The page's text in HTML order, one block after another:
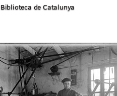
Biblioteca de Catalunya